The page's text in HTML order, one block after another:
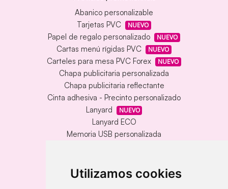
Utilizamos cookies
Abanico personalizable
Tarjetas PVC
NUEVO
Papel de regalo personalizado NUEVO
Cartas menú rígidas PVC NUEVO
Carteles para mesa PVC Forex NUEVO
Chapa publicitaria personalizada
Chapa publicitaria reflectante
Cinta adhesiva - Precinto personalizado
Lanyard
NUEVO
Lanyard ECO
Memoria USB personalizada
Llavero redondo en madera y metal